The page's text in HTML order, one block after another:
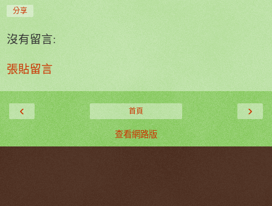
分享
沒有留言:
張貼留言
‹ ›
首頁
查看網路版